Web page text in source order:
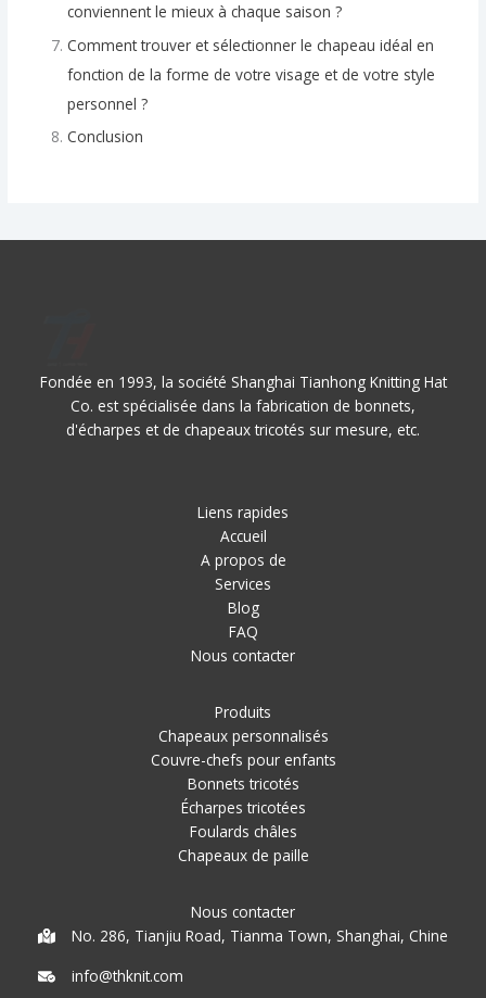
conviennent le mieux à chaque saison ?
Comment trouver et sélectionner le chapeau idéal en
fonction de la forme de votre visage et de votre style
personnel ?
Conclusion
Fondée en 1993, la société Shanghai Tianhong Knitting Hat
Co. est spécialisée dans la fabrication de bonnets,
d'écharpes et de chapeaux tricotés sur mesure, etc.
Liens rapides
Accueil
A propos de
Services
Blog
FAQ
Nous contacter
Produits
Chapeaux personnalisés
Couvre-chefs pour enfants
Bonnets tricotés
Écharpes tricotées
Foulards châles
Chapeaux de paille
Nous contacter
No. 286, Tianjiu Road, Tianma Town, Shanghai, Chine
info@thknit.com